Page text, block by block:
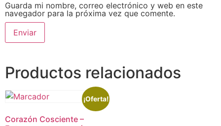
Guarda mi nombre, correo electrónico y web en este
navegador para la próxima vez que comente.
Productos relacionados
¡Oferta!
Corazón Cosciente –